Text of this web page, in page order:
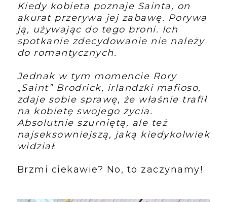
Kiedy kobieta poznaje Sainta, on
akurat przerywa jej zabawę. Porywa
ją, używając do tego broni. Ich
spotkanie zdecydowanie nie należy
do romantycznych.
Jednak w tym momencie Rory
„Saint” Brodrick, irlandzki mafioso,
zdaje sobie sprawę, że właśnie trafił
na kobietę swojego życia.
Absolutnie szurniętą, ale też
najseksowniejszą, jaką kiedykolwiek
widział.
Brzmi ciekawie? No, to zaczynamy!